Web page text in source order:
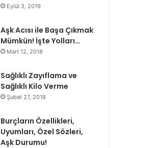
Eylül 3, 2019
Aşk Acısı ile Başa Çıkmak
Mümkün! İşte Yolları…
Mart 12, 2018
Sağlıklı Zayıflama ve
Sağlıklı Kilo Verme
Şubat 27, 2018
Burçların Özellikleri,
Uyumları, Özel Sözleri,
Aşk Durumu!